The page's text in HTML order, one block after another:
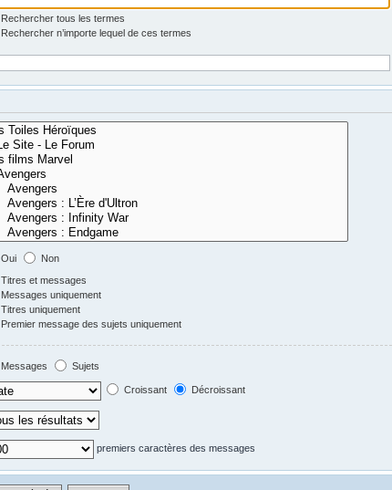
Rechercher tous les termes
Rechercher n’importe lequel de ces termes
Oui
Non
Titres et messages
Messages uniquement
Titres uniquement
Premier message des sujets uniquement
Messages
Sujets
Croissant Décroissant
premiers caractères des messages